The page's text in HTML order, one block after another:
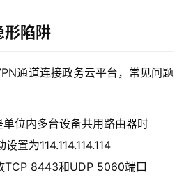
形陷阱
通道连接政务云平台，常见问题
单位内多台设备共用路由器时
设置为114.114.114.114
TCP 8443和UDP 5060端口